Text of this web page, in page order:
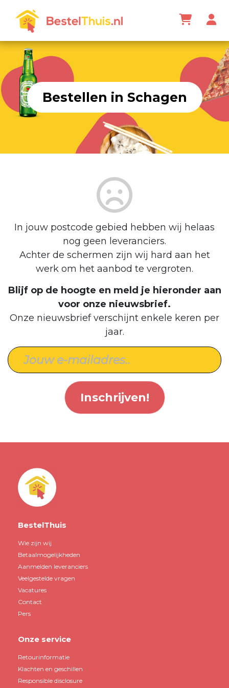
Bestellen in Schagen
In jouw postcode gebied hebben wij helaas
nog geen leveranciers.
Achter de schermen zijn wij hard aan het
werk om het aanbod te vergroten.
Blijf op de hoogte en meld je hieronder aan
voor onze nieuwsbrief.
Onze nieuwsbrief verschijnt enkele keren per
jaar.
Inschrijven!
BestelThuis
Wie zijn wij
Betaalmogelijkheden
Aanmelden leveranciers
Veelgestelde vragen
Vacatures
Contact
Pers
Onze service
Retourinformatie
Klachten en geschillen
Responsible disclosure